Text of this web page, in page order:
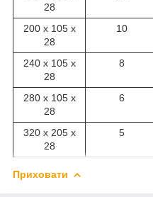
28
200 х 105 х
28
10
240 х 105 х
28
8
280 х 105 х
28
6
320 х 205 х
28
5
Приховати